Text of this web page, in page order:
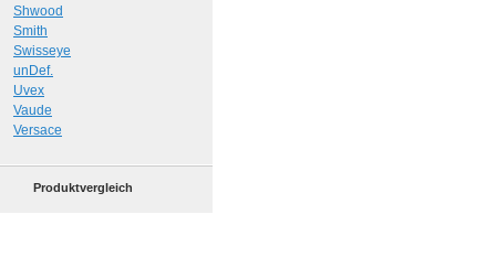
Shwood
Smith
Swisseye
unDef.
Uvex
Vaude
Versace
Produktvergleich